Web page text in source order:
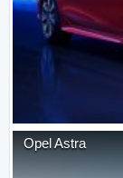
OpelAstra